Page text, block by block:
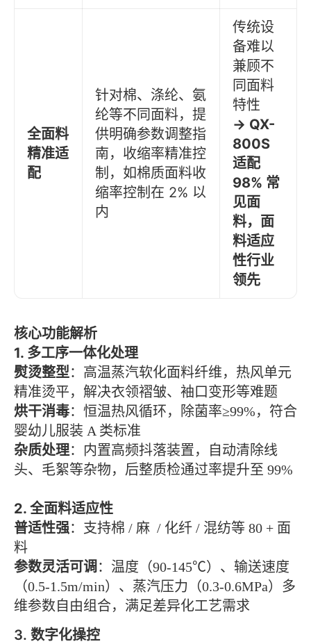
全面料
精准适
配
针对棉、涤纶、氨
纶等不同面料，提
供明确参数调整指
南，收缩率精准控
制，如棉质面料收
缩率控制在 2% 以
内
传统设
备难以
兼顾不
同面料
特性
→ QX-
800S
适配
98% 常
见面
料，面
料适应
性行业
领先
核心功能解析
1. 多工序一体化处理
熨烫整型：高温蒸汽软化面料纤维，热风单元
精准烫平，解决衣领褶皱、袖口变形等难题
烘干消毒：恒温热风循环，除菌率≥99%，符合
婴幼儿服装 A 类标准
杂质处理：内置高频抖落装置，自动清除线
头、毛絮等杂物，后整质检通过率提升至 99%
2. 全面料适应性
普适性强：支持棉 / 麻 / 化纤 / 混纺等 80 + 面
料
参数灵活可调 ：温度（90-145℃）、输送速度
（0.5-1.5m/min）、蒸汽压力（0.3-0.6MPa）多
维参数自由组合，满足差异化工艺需求
3. 数字化操控